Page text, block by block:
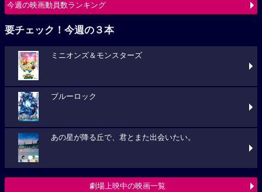
今週の映画動員数ランキング
要チェック！今週の３本
ミニオンズ＆モンスターズ
ブルーロック
あの星が降る丘で、君とまた出会いたい。
劇場上映中の映画一覧